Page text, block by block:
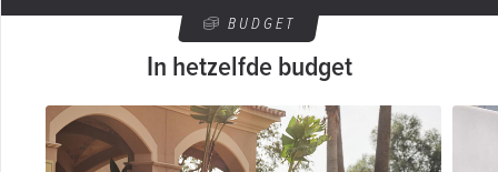
BUDGET
In hetzelfde budget